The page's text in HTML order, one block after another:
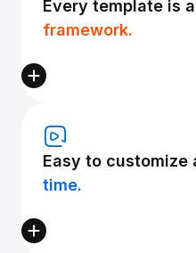
Every template is a
framework.
Easy to customize
time.